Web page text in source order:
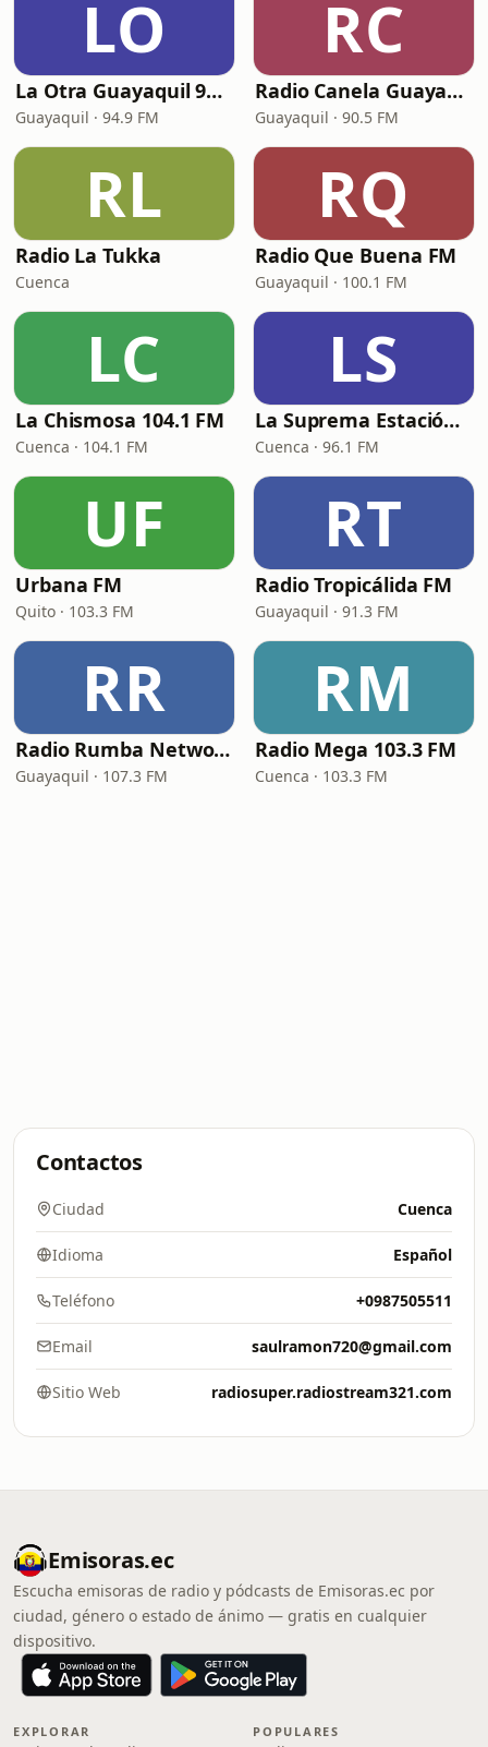
LO
La Otra Guayaquil 94.9 FM
Guayaquil · 94.9 FM
RC
Radio Canela Guayaquil
Guayaquil · 90.5 FM
RL
Radio La Tukka
Cuenca
RQ
Radio Que Buena FM
Guayaquil · 100.1 FM
LC
La Chismosa 104.1 FM
Cuenca · 104.1 FM
LS
La Suprema Estación 96.1 FM
Cuenca · 96.1 FM
UF
Urbana FM
Quito · 103.3 FM
RT
Radio Tropicálida FM
Guayaquil · 91.3 FM
RR
Radio Rumba Network
Guayaquil · 107.3 FM
RM
Radio Mega 103.3 FM
Cuenca · 103.3 FM
Contactos
Ciudad Cuenca
Idioma Español
Teléfono +0987505511
Email saulramon720@gmail.com
Sitio Web radiosuper.radiostream321.com
Emisoras.ec
Escucha emisoras de radio y pódcasts de Emisoras.ec por
ciudad, género o estado de ánimo — gratis en cualquier
dispositivo.
EXPLORAR POPULARES